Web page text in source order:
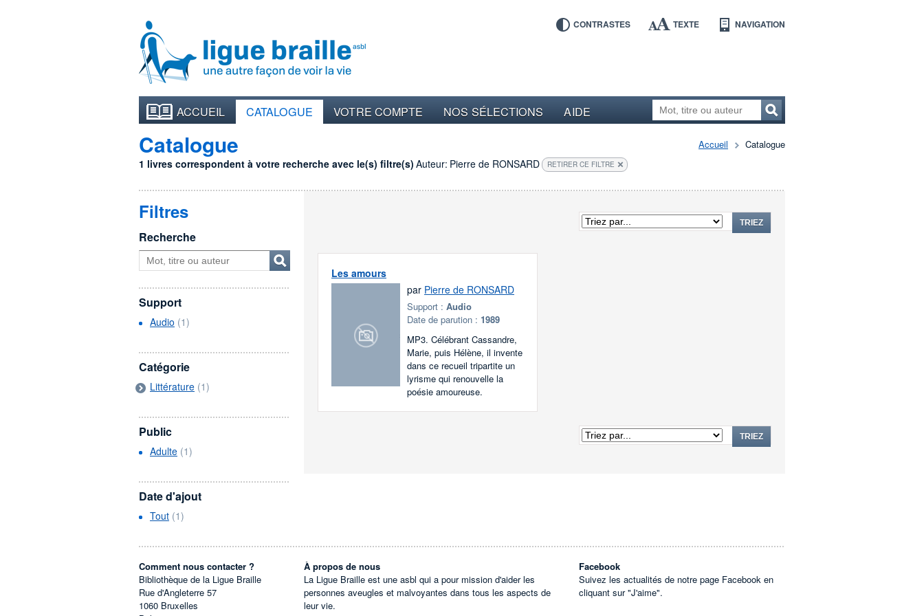
CONTRASTES TEXTE NAVIGATION
ACCUEIL CATALOGUE VOTRE COMPTE NOS SÉLECTIONS AIDE
Accueil Catalogue
Catalogue
1 livres correspondent à votre recherche avec le(s) filtre(s) Auteur: Pierre de RONSARD RETIRER CE FILTRE
TRIEZ
Les amours
par Pierre de RONSARD
Support :Audio
Date de parution : 1989
MP3. Célébrant Cassandre,
Marie, puis Hélène, il invente
dans ce recueil tripartite un
lyrisme qui renouvelle la
poésie amoureuse.
TRIEZ
Filtres
Recherche
Support
Audio (1)
Catégorie
Littérature (1)
Public
Adulte (1)
Date d'ajout
Tout (1)
Comment nous contacter ?
Bibliothèque de la Ligue Braille
Rue d'Angleterre 57
1060 Bruxelles
À propos de nous
La Ligue Braille est une asbl qui a pour mission d'aider les
personnes aveugles et malvoyantes dans tous les aspects de
leur vie.
Facebook
Suivez les actualités de notre page Facebook en
cliquant sur "J'aime".